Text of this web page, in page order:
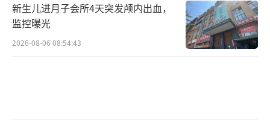
新生儿进月子会所4天突发颅内出血，
监控曝光
2026-08-06 08:54:43